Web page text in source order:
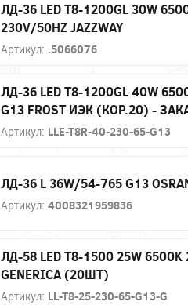
ЛД-36 LED Т8-1200GL 30W
230V/50HZ JAZZWAY
Артикул: .5066076
ЛД-36 LED Т8-1200GL 40W
G13 FROST ИЭК (КОР.20) -
Артикул: LLE-T8R-40-230-65-G13
ЛД-36 L 36W/54-765 G13
Артикул: 4008321959836
ЛД-58 LED T8-1500 25W 6500K
GENERICA (20ШТ)
Артикул: LL-T8-25-230-65-G13-G